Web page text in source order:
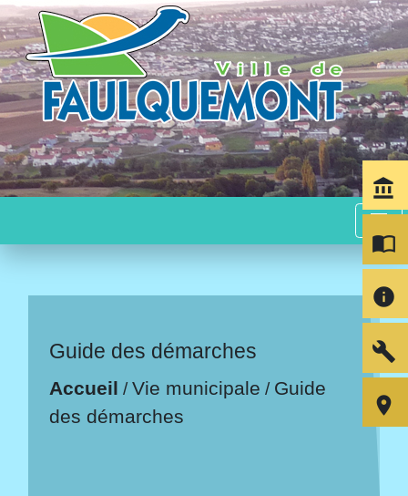
menu
Guide des démarches
Accueil /Vie municipale / Guide
des démarches
account_balance
import_contacts
info
build
room